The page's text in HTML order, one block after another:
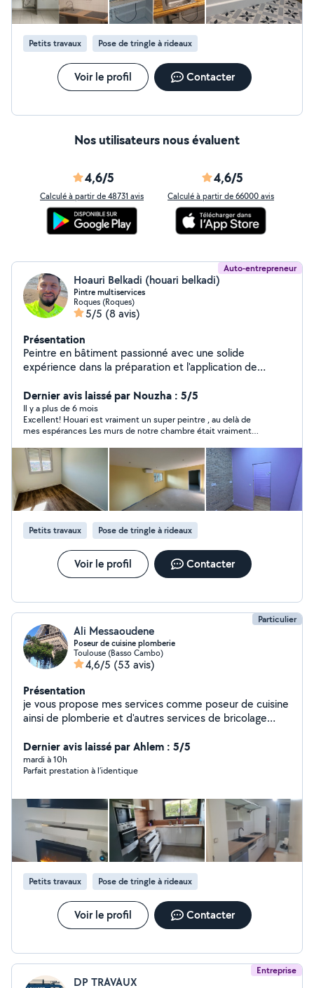
Petits travaux Pose de tringle à rideaux
Voir le profil Contacter
Nos utilisateurs nous évaluent
4,6/5
Calculé à partir de 48731 avis
4,6/5
Calculé à partir de 66000 avis
Auto-entrepreneur
Hoauri Belkadi (houari belkadi)
Pintre multiservices
Roques (Roques)
5/5 (8 avis)
Présentation
Peintre en bâtiment passionné avec une solide
expérience dans la préparation et l'application de
fais preuve de minutie et d'application dans mon travail.
Motivé et attentif aux détails, je m'engage à offrir un
travail de haute qualité, tout en garantissant la
satisfaction du client.
Dernier avis laissé par Nouzha : 5/5
Il y a plus de 6 mois
Excellent! Houari est vraiment un super peintre , au delà de
mes espérances Les murs de notre chambre était vraiment
d autant plus que j’étais en télé travail ! Totale confiance : je
suis partie en rdv et son travail a bien avancé Point important : à
la fin des travaux, chantier propre ! Je recommande vraiment Je
ferai à nouveau appel à lui 🤩🤩
Petits travaux Pose de tringle à rideaux
Voir le profil Contacter
Particulier
Ali Messaoudene
Poseur de cuisine plomberie
Toulouse (Basso Cambo)
4,6/5 (53 avis)
Présentation
je vous propose mes services comme poseur de cuisine
ainsi de plomberie et d'autres services de bricolage
professionnel et mon travail et propre et bien soigner
Dernier avis laissé par Ahlem : 5/5
mardi à 10h
Parfait prestation à l’identique
Petits travaux Pose de tringle à rideaux
Voir le profil Contacter
Entreprise
DP TRAVAUX